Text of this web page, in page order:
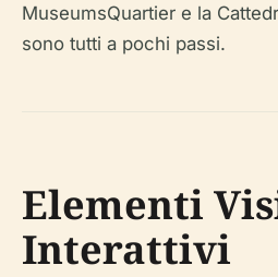
MuseumsQuartier e la
sono tutti a pochi passi.
Elementi
Interattivi